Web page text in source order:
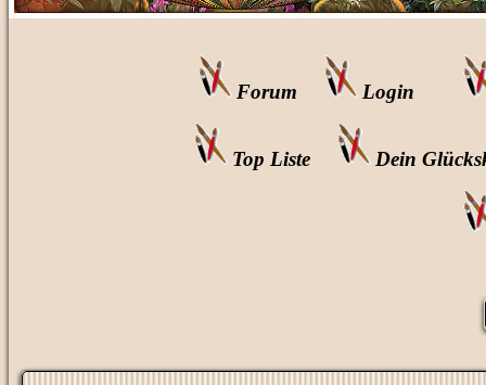
Forum Login
Top Liste Dein